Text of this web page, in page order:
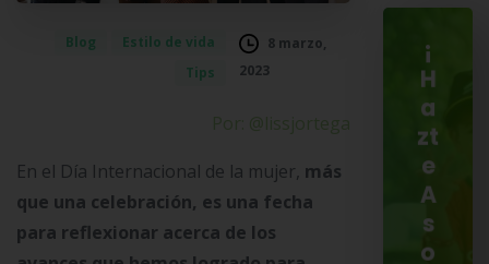
Blog
Estilo de vida
Tips
8 marzo,
2023
En el Día Internacional de la mujer, más
que una celebración, es una fecha
para reflexionar acerca de los
¡
H
a
zt
e
A
s
o